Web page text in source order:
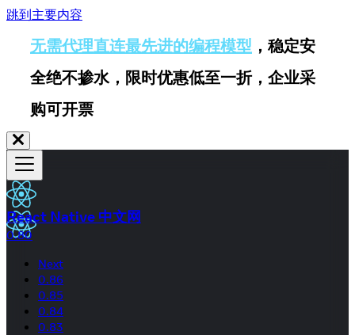
跳到主要内容
无需代理直连最先进的编程模型 ，稳定安
全绝不掺水，限时优惠低至一折，企业采
购可开票
React Native 中文网
0.80
Next
0.86
0.85
0.84
0.83